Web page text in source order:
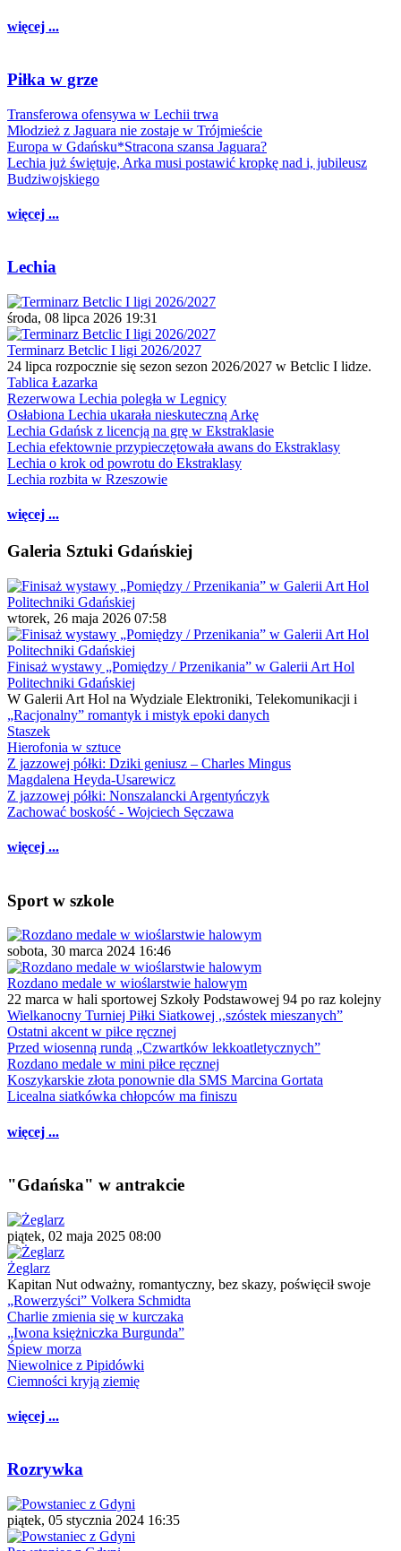
więcej ...
Piłka w grze
Transferowa ofensywa w Lechii trwa
Młodzież z Jaguara nie zostaje w Trójmieście
Europa w Gdańsku*Stracona szansa Jaguara?
Lechia już świętuje, Arka musi postawić kropkę nad i, jubileusz
Budziwojskiego
więcej ...
Lechia
środa, 08 lipca 2026 19:31
Terminarz Betclic I ligi 2026/2027
24 lipca rozpocznie się sezon sezon 2026/2027 w Betclic I lidze.
Tablica Łazarka
Rezerwowa Lechia poległa w Legnicy
Osłabiona Lechia ukarała nieskuteczną Arkę
Lechia Gdańsk z licencją na grę w Ekstraklasie
Lechia efektownie przypieczętowała awans do Ekstraklasy
Lechia o krok od powrotu do Ekstraklasy
Lechia rozbita w Rzeszowie
więcej ...
Galeria Sztuki Gdańskiej
wtorek, 26 maja 2026 07:58
Finisaż wystawy „Pomiędzy / Przenikania” w Galerii Art Hol
Politechniki Gdańskiej
W Galerii Art Hol na Wydziale Elektroniki, Telekomunikacji i
„Racjonalny” romantyk i mistyk epoki danych
Staszek
Hierofonia w sztuce
Z jazzowej półki: Dziki geniusz – Charles Mingus
Magdalena Heyda-Usarewicz
Z jazzowej półki: Nonszalancki Argentyńczyk
Zachować boskość - Wojciech Sęczawa
więcej ...
Sport w szkole
sobota, 30 marca 2024 16:46
Rozdano medale w wioślarstwie halowym
22 marca w hali sportowej Szkoły Podstawowej 94 po raz kolejny
Wielkanocny Turniej Piłki Siatkowej ,,szóstek mieszanych”
Ostatni akcent w piłce ręcznej
Przed wiosenną rundą „Czwartków lekkoatletycznych”
Rozdano medale w mini piłce ręcznej
Koszykarskie złota ponownie dla SMS Marcina Gortata
Licealna siatkówka chłopców ma finiszu
więcej ...
"Gdańska" w antrakcie
piątek, 02 maja 2025 08:00
Żeglarz
Kapitan Nut odważny, romantyczny, bez skazy, poświęcił swoje
„Rowerzyści” Volkera Schmidta
Charlie zmienia się w kurczaka
„Iwona księżniczka Burgunda”
Śpiew morza
Niewolnice z Pipidówki
Ciemności kryją ziemię
więcej ...
Rozrywka
piątek, 05 stycznia 2024 16:35